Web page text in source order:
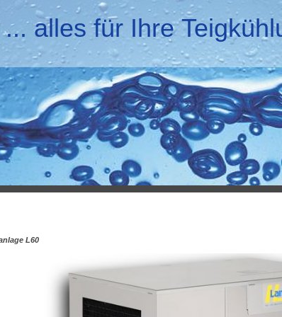
... alles für Ihre
L60